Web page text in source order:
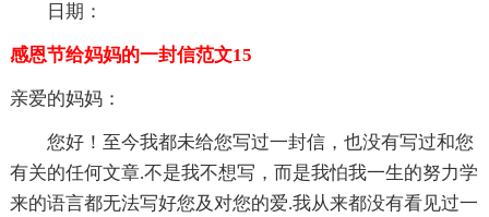
日期：
感恩节给妈妈的一封信范文15
亲爱的妈妈：
您好！至今我都未给您写过一封信，也没有写过和您
有关的任何文章.不是我不想写，而是我怕我一生的努力学
来的语言都无法写好您及对您的爱.我从来都没有看见过一